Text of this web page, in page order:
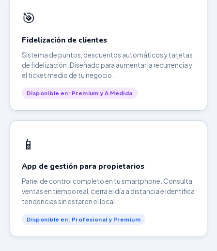
🎯
Fidelización de clientes
Sistema de puntos, descuentos automáticos y tarjetas
de fidelización. Diseñado para aumentar la recurrencia y
el ticket medio de tu negocio.
Disponible en: Premium y A Medida
📱
App de gestión para propietarios
Panel de control completo en tu smartphone. Consulta
ventas en tiempo real, cierra el día a distancia e identifica
tendencias sin estar en el local.
Disponible en: Profesional y Premium